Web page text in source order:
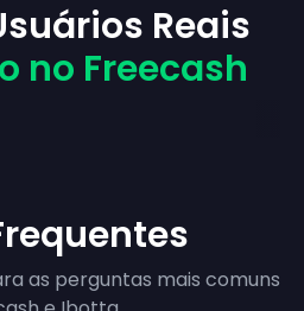
Reais
no Freecash
as perguntas mais comuns